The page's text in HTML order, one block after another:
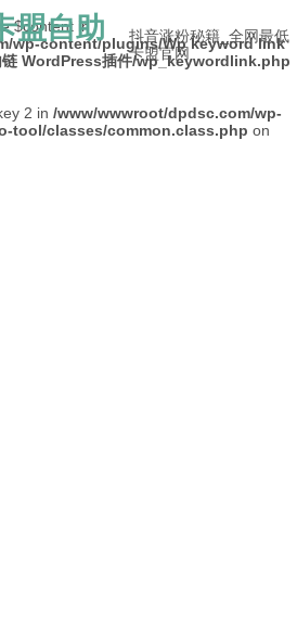
$content in
wp-content/plugins/Wp keyword link
链 WordPress插件/wp_keywordlink.php
2 in /www/wwwroot/dpdsc.com/wp-
tool/classes/common.class.php on
盟自助
抖音涨粉秘籍_全网最低
卡盟官网